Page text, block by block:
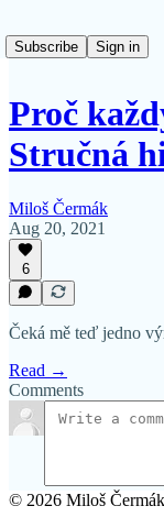
Subscribe
Sign in
Proč
Stručná
Miloš Čermák
Aug 20, 2021
6
Čeká mě teď jedno
Read →
Comments
© 2026 Miloš Čermák